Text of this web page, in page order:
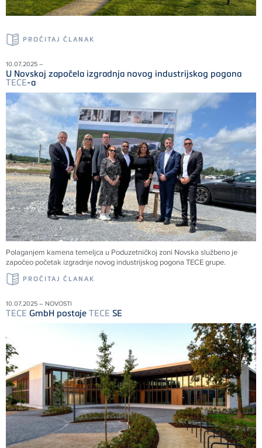
PROČITAJ ČLANAK
10.07.2025 –
U Novskoj započela izgradnja novog industrijskog pogona
TECE-a
Polaganjem kamena temeljca u Poduzetničkoj zoni Novska službeno je
započeo početak izgradnje novog industrijskog pogona TECEgrupe.
PROČITAJ ČLANAK
10.07.2025 – NOVOSTI
TECE GmbH postaje TECE SE